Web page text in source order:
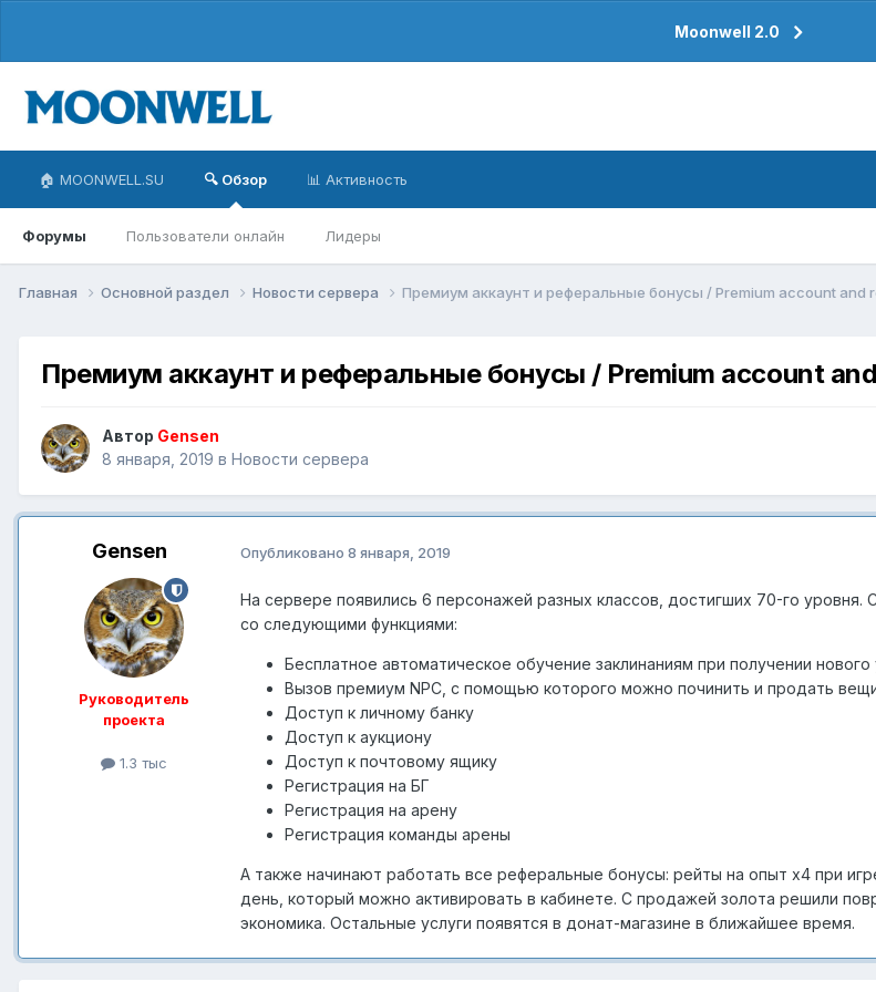
Moonwell 2.0
🏠 MOONWELL.SU 🔍 Обзор
Форумы Пользователи онлайн Лидеры
📊 Активность
Главная Основной раздел Новости сервера Премиум аккаунт и реферальные бонусы / Premium account and
Премиум аккаунт и реферальные бонусы / Premium account
Автор Gensen
8 января, 2019 в Новости сервера
Gensen
Руководитель
проекта
1.3 тыс
Опубликовано 8 января, 2019
На сервере появились 6 персонажей разных классов, достигших 70-го
со следующими функциями:
Бесплатное автоматическое обучение заклинаниям при получении нового
Вызов премиум NPC, с помощью которого можно починить и продать
Доступ к личному банку
Доступ к аукциону
Доступ к почтовому ящику
Регистрация на БГ
Регистрация на арену
Регистрация команды арены
А также начинают работать все реферальные бонусы: рейты на опыт х4 при
день, который можно активировать в кабинете. С продажей золота решили
экономика. Остальные услуги появятся в донат-магазине в ближайшее время.